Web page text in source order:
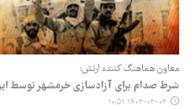
معاون هماهنگ کننده ارتش:
شرط صدام برای آزادسازی خرمشهر توسط
۱۴۰۳-۰۳-۰۳ ۱۰:۵۱